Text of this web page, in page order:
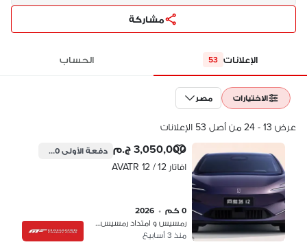
مشاركة
الإعلانات 53 الحساب
الاختيارات مصر
عرض 13 - 24 من أصل 53 الإعلانات
3,050,000 ج.م دفعة الأولى915,000 ج.م
افاتار 12 / AVATR 12
0 كم •
2026
رمسيس و امتداد رمسيس، القاهرة
منذ 3 أسابيع